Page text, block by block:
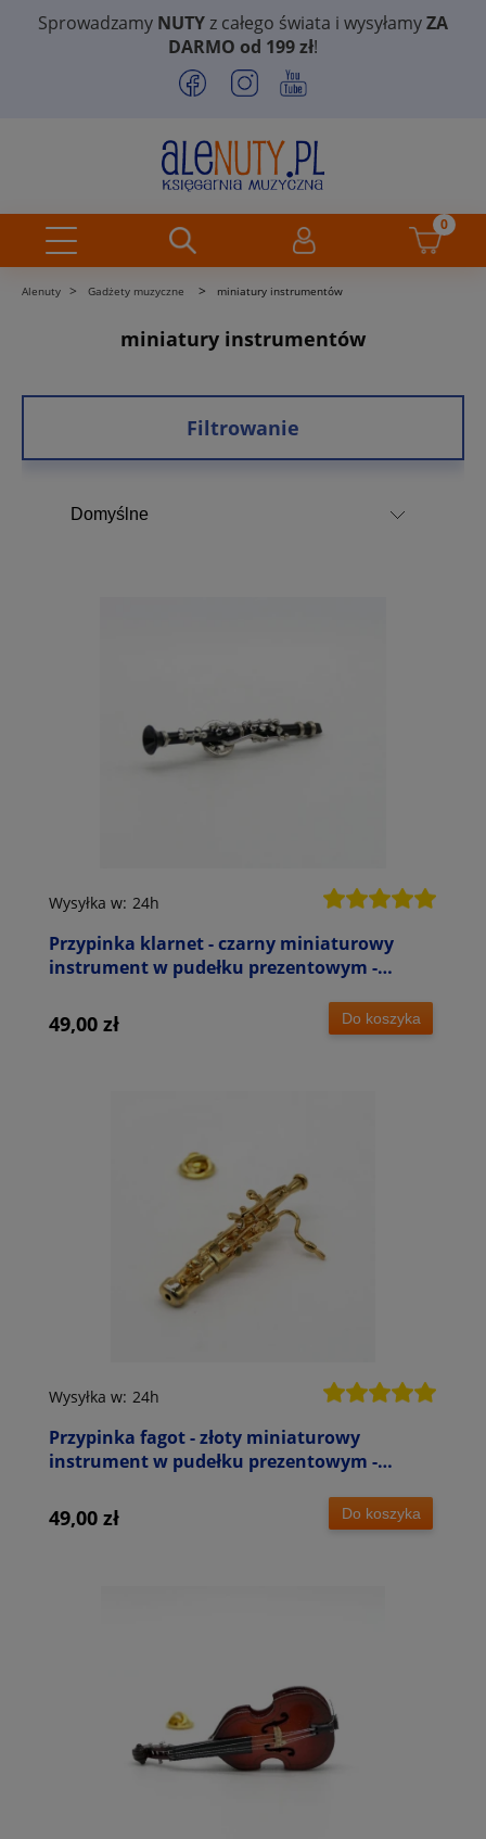
Sprowadzamy NUTYz całego świata i wysyłamyZA
DARMO od 199 zł!
Alenuty > Gadżety muzyczne > miniatury instrumentów
miniatury instrumentów
Filtrowanie
Przypinka klarnet - czarny miniaturowy
instrument w pudełku prezentowym -
Wysyłka w: 24h
49,00 zł Do koszyka
Przypinka fagot - złoty miniaturowy
instrument w pudełku prezentowym -
Wysyłka w: 24h
49,00 zł Do koszyka